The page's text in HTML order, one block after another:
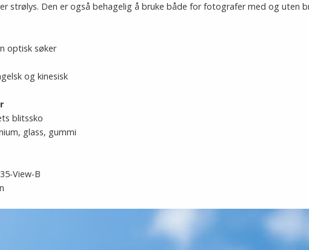
strølys. Den er også behagelig å bruke både for fotografer med og uten
optisk søker
og kinesisk
blitssko
glass, gummi
View-B